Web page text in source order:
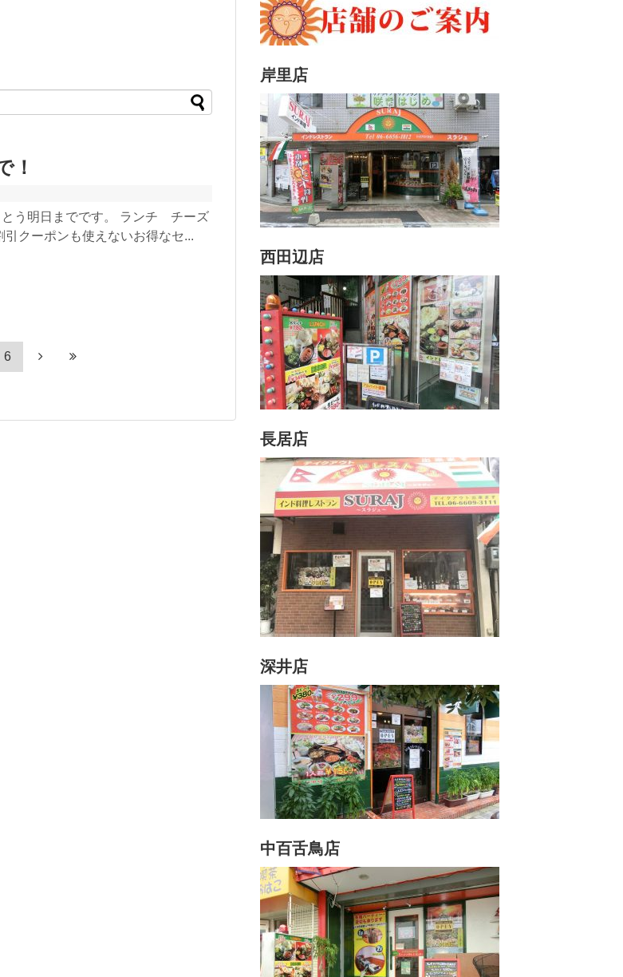
！
う明日までです。 ランチ チーズ
クーポンも使えないお得なセ...
6
岸里店
西田辺店
長居店
深井店
中百舌鳥店